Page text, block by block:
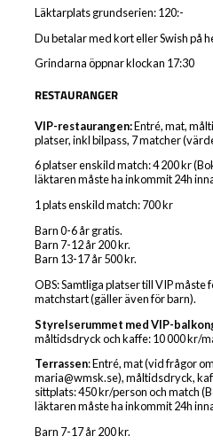
Läktarplats grundserien: 120:-
Du betalar med kort eller Swish på
Grindarna öppnar klockan 17:30
RESTAURANGER
VIP-restaurangen:Entré, mat,
platser, inkl bilpass, 7 matcher
6 platser enskild match: 4 200 kr
läktaren måste ha inkommit 24h
1 plats enskild match: 700 kr
Barn 0-6 år gratis.
Barn 7-12 år 200 kr.
Barn 13-17 år 500 kr.
OBS: Samtliga platser till VIP måste
matchstart (gäller även för barn).
Styrelserummet med VIP-
måltidsdryck och kaffe: 10 000 kr/
Terrassen: Entré, mat (vid frågor
maria@wmsk.se), måltidsdryck,
sittplats: 450 kr/person och match
läktaren måste ha inkommit 24h
Barn 7-17 år 200 kr.